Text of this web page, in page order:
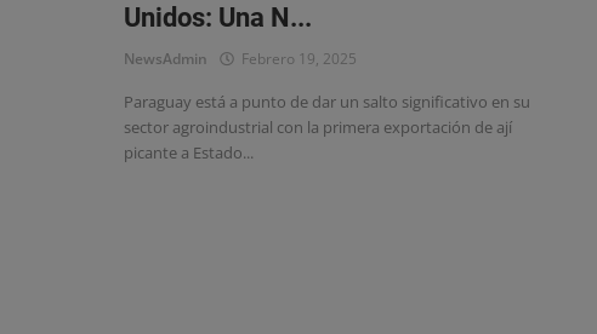
Unidos: Una N...
NewsAdmin Febrero 19, 2025
Paraguay está a punto de dar un salto significativo en su
sector agroindustrial con la primera exportación de ají
picante a Estado...